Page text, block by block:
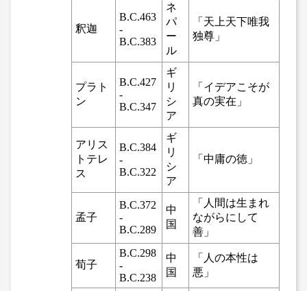
釈迦
B.C.463
-
B.C.383
ネ
パ
ー
ル
「天上天下唯我
独尊」
プラト
ン
B.C.427
-
B.C.347
ギ
リ
シ
ア
「イデアこそが
真の実在」
アリス
トテレ
ス
B.C.384
-
B.C.322
ギ
リ
シ
ア
「中庸の徳」
孟子
B.C.372
-
B.C.289
中
国
「人間は生まれ
ながらにして
善」
荀子
B.C.298
-
B.C.238
中
国
「人の本性は
悪」